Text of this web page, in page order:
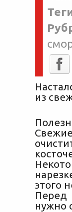
из
этого
нужно